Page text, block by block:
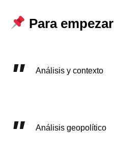
Para empezar
Análisis y contexto
Análisis geopolítico